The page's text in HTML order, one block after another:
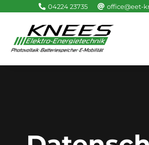
 04224 23735  office@eet-